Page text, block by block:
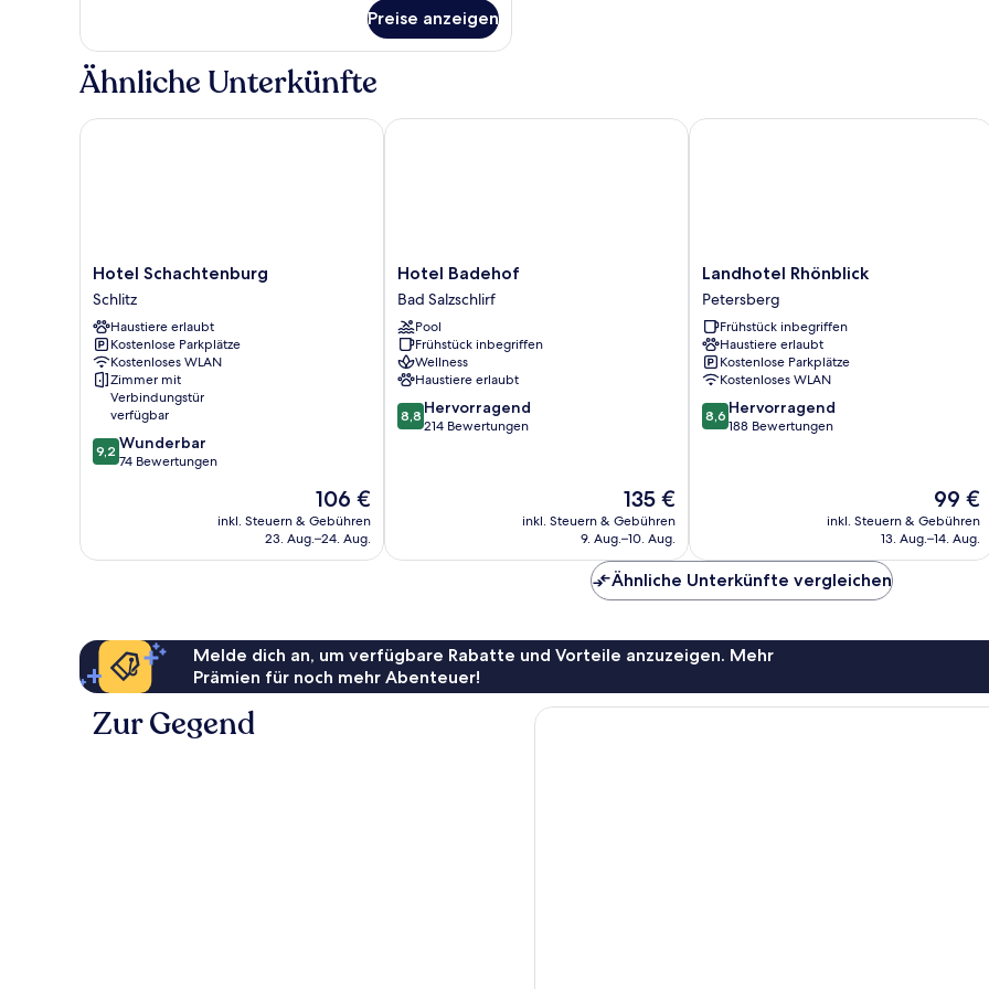
Apartment,
Gartenblick
Preise anzeigen
Ähnliche Unterkünfte
Hotel
Schachtenburg
Schlitz
Hotel Schachtenburg
Schlitz
Haustiere erlaubt
Kostenlose Parkplätze
Kostenloses WLAN
Zimmer mit
Verbindungstür
verfügbar
9.2
von
9,2 Wunderbar
74 Bewertungen
Der
Preis
beträgt
106 €
inkl. Steuern & Gebühren
23. Aug.–24. Aug.
Hotel Schachtenburg
Hotel
Badehof
Bad
Salzschlirf
Hotel Badehof
Bad Salzschlirf
Pool
Frühstück inbegriffen
Wellness
Haustiere erlaubt
8.8
von
8,8 Hervorragend
214 Bewertungen
Der
Preis
beträgt
135 €
inkl. Steuern & Gebühren
9. Aug.–10. Aug.
Hotel Badehof
Landhotel
Rhönblick
Petersberg
Landhotel Rhönblick
Petersberg
Frühstück inbegriffen
Haustiere erlaubt
Kostenlose Parkplätze
Kostenloses WLAN
8.6
von
8,6 Hervorragend
188 Bewertungen
Der
Preis
beträgt
99 €
inkl. Steuern & Gebühren
13. Aug.–14. Aug.
Landhotel Rhönblick
Ähnliche Unterkünfte vergleichen
Melde dich an, um verfügbare Rabatte und Vorteile anzuzeigen. Mehr
Prämien für noch mehr Abenteuer!
Zur Gegend